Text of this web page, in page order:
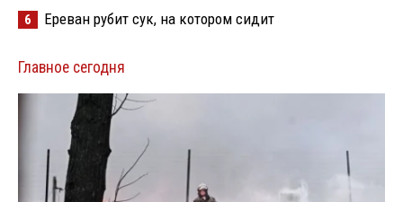
6 Ереван рубит сук, на котором сидит
Главное сегодня